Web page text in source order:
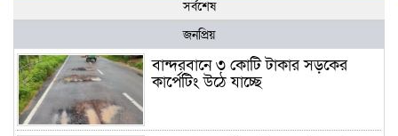
সর্বশেষ
জনপ্রিয়
বান্দরবানে ৩ কোটি টাকার সড়কের
কার্পেটিং উঠে যাচ্ছে